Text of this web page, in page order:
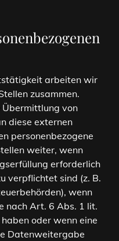
arbeiten wir
zusammen.
von
diese externen
personenbezogene
weiter, wenn
erforderlich
verpflichtet sind (z. B.
wenn
nach Art. 6 Abs. 1 lit.
oder wenn eine
Datenweitergabe